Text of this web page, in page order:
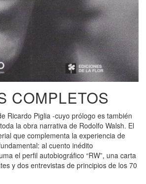
COMPLETOS
Ricardo Piglia -cuyo prólogo es también
la obra narrativa de Rodolfo Walsh. El
que complementa la experiencia de
al cuento inédito
el perfil autobiográfico “RW”, una carta
y dos entrevistas de principios de los 70